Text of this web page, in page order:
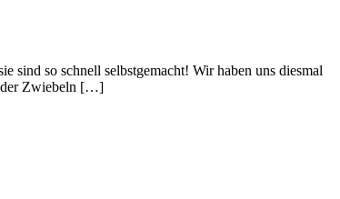
sind so schnell selbstgemacht! Wir haben uns diesmal
der Zwiebeln […]